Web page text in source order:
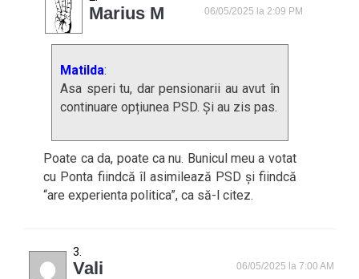
Marius M 06/05/2025 la 2:09 PM
Matilda:
Asa speri tu, dar pensionarii au avut în
continuare opțiunea PSD. Și au zis pas.
Poate ca da, poate ca nu. Bunicul meu a votat
cu Ponta fiindcă îl asimilează PSD și fiindcă
“are experienta politica”, ca să-l citez.
Vali 06/05/2025 la 7:00 AM